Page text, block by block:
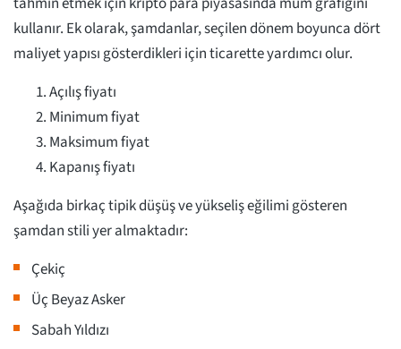
kullanır. Ek olarak, şamdanlar, seçilen dönem boyunca dört
maliyet yapısı gösterdikleri için ticarette yardımcı olur.
Açılış fiyatı
Minimum fiyat
Maksimum fiyat
Kapanış fiyatı
Aşağıda birkaç tipik düşüş ve yükseliş eğilimi gösteren
şamdan stili yer almaktadır:
Çekiç
Üç Beyaz Asker
Sabah Yıldızı